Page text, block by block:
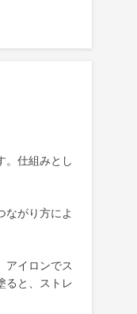
。仕組みとし
ながり方によ
アイロンでス
ると、ストレ